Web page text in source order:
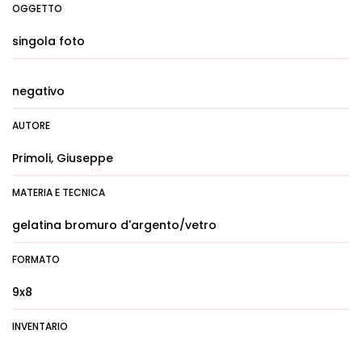
OGGETTO
singola foto
negativo
AUTORE
Primoli, Giuseppe
MATERIA E TECNICA
gelatina bromuro d'argento/vetro
FORMATO
9x8
INVENTARIO